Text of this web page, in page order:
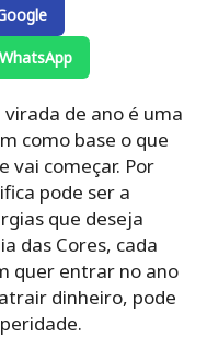
de ano é uma
como base o que
vai começar. Por
pode ser a
que deseja
das Cores, cada
quer entrar no ano
dinheiro, pode